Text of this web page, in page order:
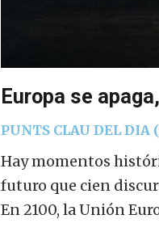
Europa se
PUNTS CLAU DEL DIA
Hay momentos
futuro que cien
En 2100, la Unión